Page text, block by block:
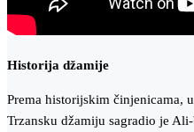
Historija džamije
Prema historijskim činjenicama,
Trzansku džamiju sagradio je